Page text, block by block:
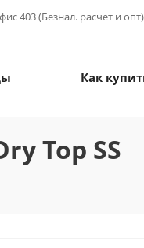
403 (Безнал. расчет и опт)
Как
Top SS